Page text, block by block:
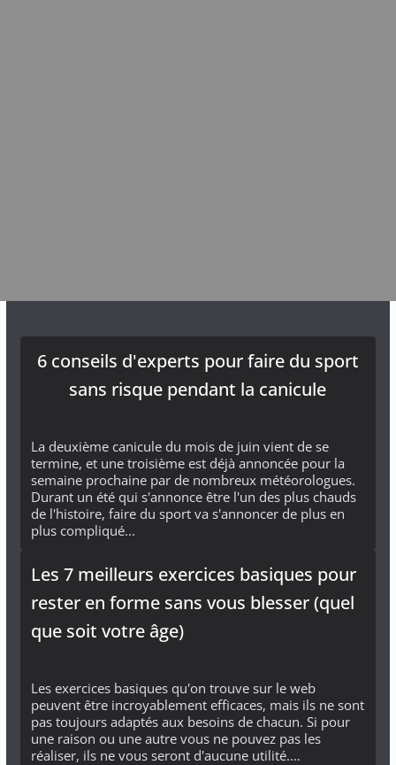
6 conseils d'experts pour faire du sport
sans risque pendant la canicule
La deuxième canicule du mois de juin vient de se
termine, et une troisième est déjà annoncée pour la
semaine prochaine par de nombreux météorologues.
Durant un été qui s'annonce être l'un des plus chauds
de l'histoire, faire du sport va s'annoncer de plus en
plus compliqué...
Les 7 meilleurs exercices basiques pour
rester en forme sans vous blesser (quel
que soit votre âge)
Les exercices basiques qu'on trouve sur le web
peuvent être incroyablement efficaces, mais ils ne sont
pas toujours adaptés aux besoins de chacun. Si pour
une raison ou une autre vous ne pouvez pas les
réaliser, ils ne vous seront d'aucune utilité.…